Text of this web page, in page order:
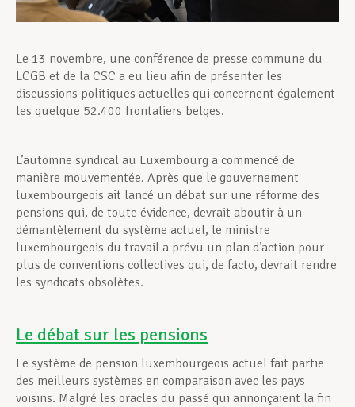
Le 13 novembre, une conférence de presse commune du
LCGB et de la CSC a eu lieu afin de présenter les
discussions politiques actuelles qui concernent également
les quelque 52.400 frontaliers belges.
L’automne syndical au Luxembourg a commencé de
manière mouvementée. Après que le gouvernement
luxembourgeois ait lancé un débat sur une réforme des
pensions qui, de toute évidence, devrait aboutir à un
démantèlement du système actuel, le ministre
luxembourgeois du travail a prévu un plan d’action pour
plus de conventions collectives qui, de facto, devrait rendre
les syndicats obsolètes.
Le débat sur les pensions
Le système de pension luxembourgeois actuel fait partie
des meilleurs systèmes en comparaison avec les pays
voisins. Malgré les oracles du passé qui annonçaient la fin